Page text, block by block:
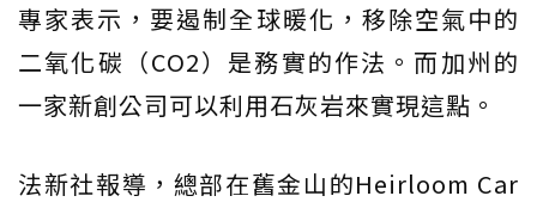
專家表示，要遏制全球暖化，移除空氣中的
二氧化碳（CO2）是務實的作法。而加州的
一家新創公司可以利用石灰岩來實現這點。
法新社報導，總部在舊金山的Heirloom Car